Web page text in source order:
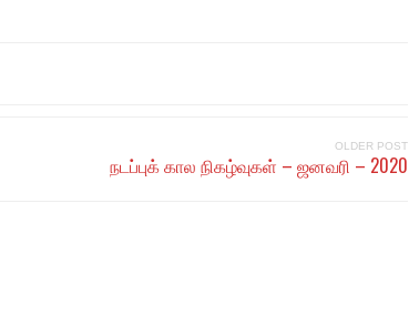
OLDER POST
நடப்புக் கால நிகழ்வுகள் – ஜனவரி – 2020